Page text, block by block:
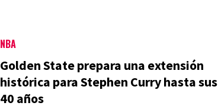
NBA
Golden State prepara una extensión
histórica para Stephen Curry hasta sus
40 años